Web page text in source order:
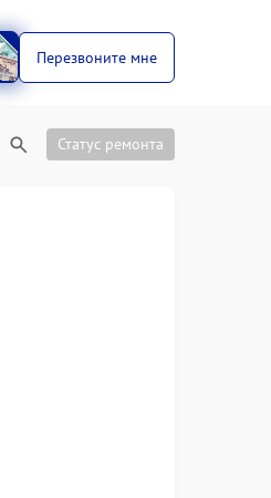
Перезвоните мне
Статус ремонта